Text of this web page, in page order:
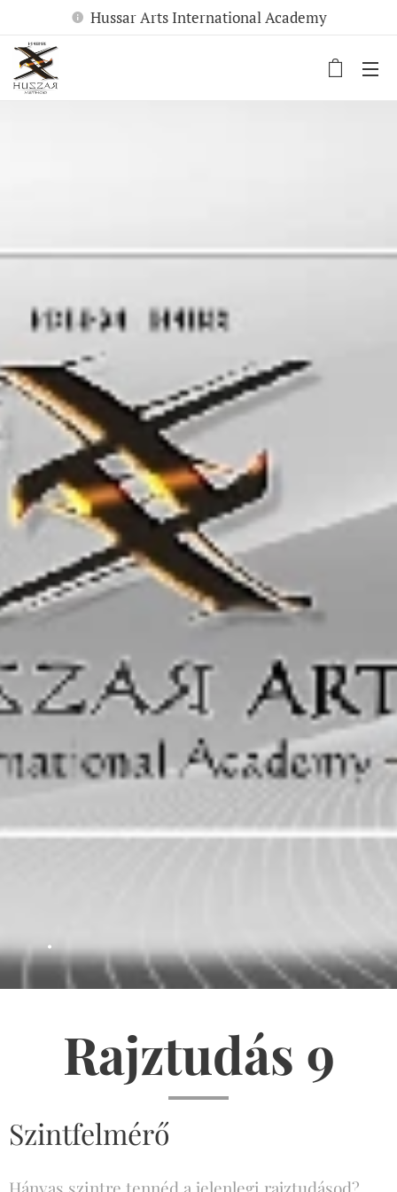
Hussar Arts International Academy
.
Rajztudás 9
Szintfelmérő